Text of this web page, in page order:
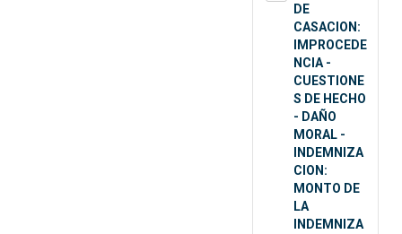
DE
CASACION:
IMPROCEDE
NCIA -
CUESTIONE
S DE HECHO
- DAÑO
MORAL -
INDEMNIZA
CION:
MONTO DE
LA
INDEMNIZA